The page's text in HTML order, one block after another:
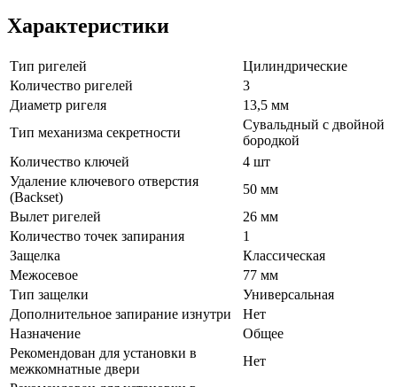
Характеристики
Тип ригелей
Цилиндрические
Количество ригелей
3
Диаметр ригеля
13,5 мм
Тип механизма секретности
Сувальдный с двойной
бородкой
Количество ключей
4 шт
Удаление ключевого отверстия
(Backset)
50 мм
Вылет ригелей
26 мм
Количество точек запирания
1
Защелка
Классическая
Межосевое
77 мм
Тип защелки
Универсальная
Дополнительное запирание изнутри
Нет
Назначение
Общее
Рекомендован для установки в
межкомнатные двери
Нет